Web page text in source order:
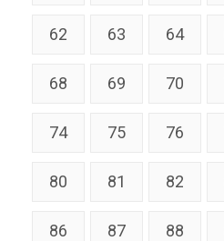
62 63 64
68 69 70
74 75 76
80 81 82
86 87 88